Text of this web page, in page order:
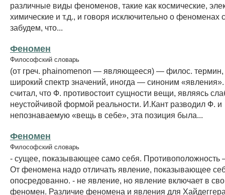
различные виды феноменов, такие как космические,
химические и т.д., и говоря исключительно о феноменах
забудем, что...
Феномен
Философский словарь
(от греч. phainomenon — являющееся) — филос.
широкий спектр значений, иногда — синоним
считал, что Ф. противостоит сущности вещи, являясь
неустойчивой формой реальности. И.Кант разводил Ф. и
непознаваемую «вещь в себе», эта позиция была...
Феномен
Философский словарь
- сущее, показывающее само себя. Противоположность
От феномена надо отличать явление, показывающее
опосредованно. - не явление, но явление включает в
феномен. Различие феномена и явления для